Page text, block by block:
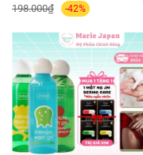
198.000₫ -42%